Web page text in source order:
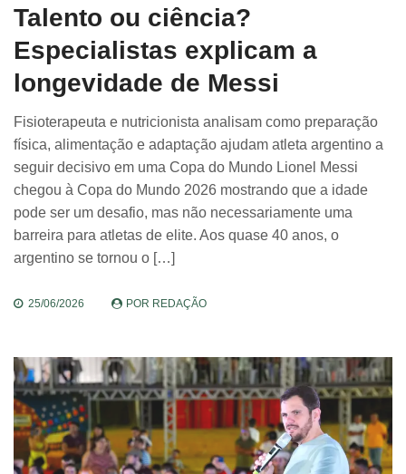
Talento ou ciência?
Especialistas explicam a
longevidade de Messi
Fisioterapeuta e nutricionista analisam como preparação
física, alimentação e adaptação ajudam atleta argentino a
seguir decisivo em uma Copa do Mundo Lionel Messi
chegou à Copa do Mundo 2026 mostrando que a idade
pode ser um desafio, mas não necessariamente uma
barreira para atletas de elite. Aos quase 40 anos, o
argentino se tornou o […]
25/06/2026 POR REDAÇÃO